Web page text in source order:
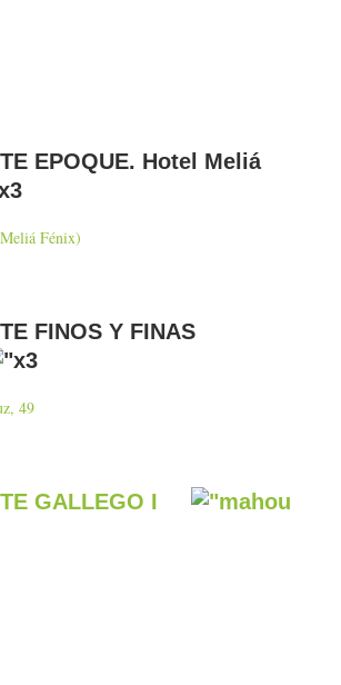
EPOQUE. Hotel Meliá
Fénix)
FINOS Y FINAS
49
GALLEGO I